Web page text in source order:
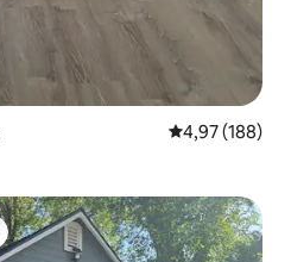
Évaluation
4,97 (188)